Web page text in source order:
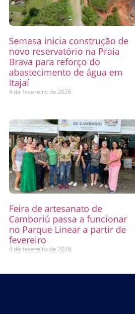
Semasa inicia construção de
novo reservatório na Praia
Brava para reforço do
abastecimento de água em
Itajaí
4 de fevereiro de 2026
Feira de artesanato de
Camboriú passa a funcionar
no Parque Linear a partir de
fevereiro
4 de fevereiro de 2026